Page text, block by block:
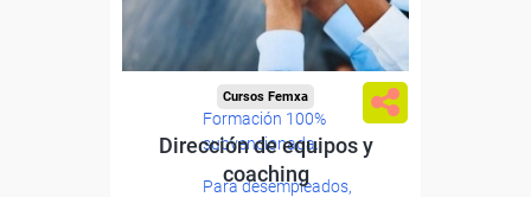
Formación 100%
subvencionada.
Para desempleados,
Cursos Femxa
Dirección de equipos y
coaching